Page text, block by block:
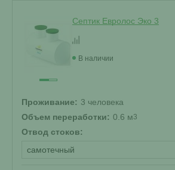
Септик Евролос Эко 3
В наличии
Проживание: 3 человека
Объем переработки: 0.6 м3
Отвод стоков:
самотечный